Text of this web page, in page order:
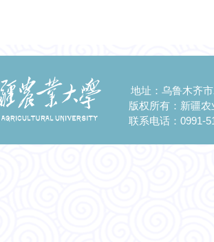
地址：乌鲁木齐
版权所有：新疆
联系电话：0991-